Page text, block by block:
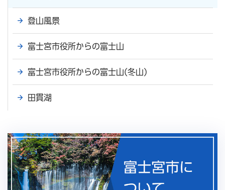
登山風景
富士宮市役所からの富士山
富士宮市役所からの富士山(冬山)
田貫湖